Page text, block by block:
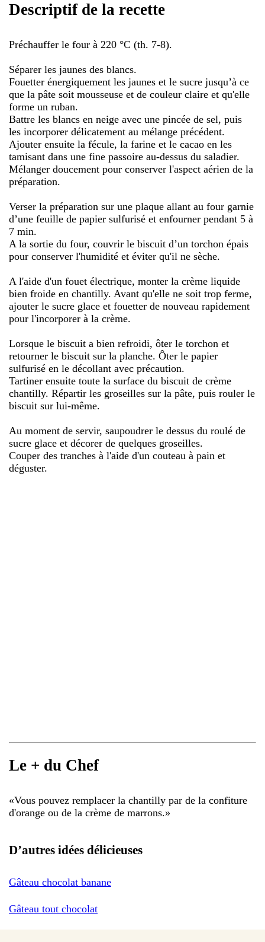
Descriptif de la recette
Préchauffer le four à 220 °C (th. 7-8).
Séparer les jaunes des blancs.
Fouetter énergiquement les jaunes et le sucre jusqu’à ce
que la pâte soit mousseuse et de couleur claire et qu'elle
forme un ruban.
Battre les blancs en neige avec une pincée de sel, puis
les incorporer délicatement au mélange précédent.
Ajouter ensuite la fécule, la farine et le cacao en les
tamisant dans une fine passoire au-dessus du saladier.
Mélanger doucement pour conserver l'aspect aérien de la
préparation.
Verser la préparation sur une plaque allant au four garnie
d’une feuille de papier sulfurisé et enfourner pendant 5 à
7 min.
A la sortie du four, couvrir le biscuit d’un torchon épais
pour conserver l'humidité et éviter qu'il ne sèche.
A l'aide d'un fouet électrique, monter la crème liquide
bien froide en chantilly. Avant qu'elle ne soit trop ferme,
ajouter le sucre glace et fouetter de nouveau rapidement
pour l'incorporer à la crème.
Lorsque le biscuit a bien refroidi, ôter le torchon et
retourner le biscuit sur la planche. Ôter le papier
sulfurisé en le décollant avec précaution.
Tartiner ensuite toute la surface du biscuit de crème
chantilly. Répartir les groseilles sur la pâte, puis rouler le
biscuit sur lui-même.
Au moment de servir, saupoudrer le dessus du roulé de
sucre glace et décorer de quelques groseilles.
Couper des tranches à l'aide d'un couteau à pain et
déguster.
Le + du Chef
«Vous pouvez remplacer la chantilly par de la confiture
d'orange ou de la crème de marrons.»
D’autres idées délicieuses
Gâteau chocolat banane
Gâteau tout chocolat